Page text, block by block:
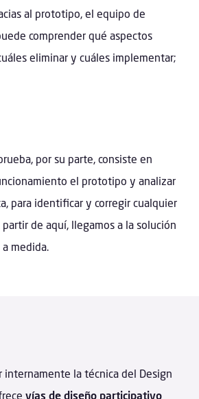
al prototipo, el equipo de
comprender qué aspectos
eliminar y cuáles implementar;
por su parte, consiste en
el prototipo y analizar
para identificar y corregir cualquier
partir de aquí, llegamos a la solución
medida.
internamente la técnica del Design
vías de diseño participativo